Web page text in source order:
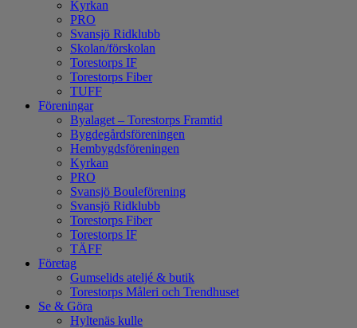
Kyrkan
PRO
Svansjö Ridklubb
Skolan/förskolan
Torestorps IF
Torestorps Fiber
TUFF
Föreningar
Byalaget – Torestorps Framtid
Bygdegårdsföreningen
Hembygdsföreningen
Kyrkan
PRO
Svansjö Bouleförening
Svansjö Ridklubb
Torestorps Fiber
Torestorps IF
TÄFF
Företag
Gumselids ateljé & butik
Torestorps Måleri och Trendhuset
Se & Göra
Hyltenäs kulle